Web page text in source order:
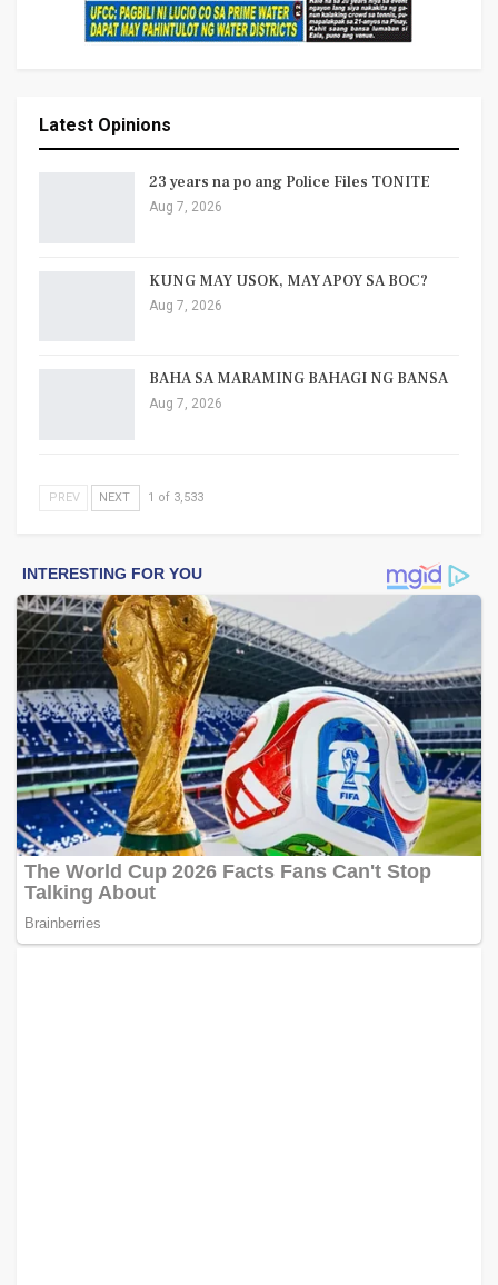
Latest Opinions
23 years na po ang Police Files TONITE
Aug 7, 2026
KUNG MAY USOK, MAY APOY SA BOC?
Aug 7, 2026
BAHA SA MARAMING BAHAGI NG BANSA
Aug 7, 2026
PREV NEXT 1 of 3,533